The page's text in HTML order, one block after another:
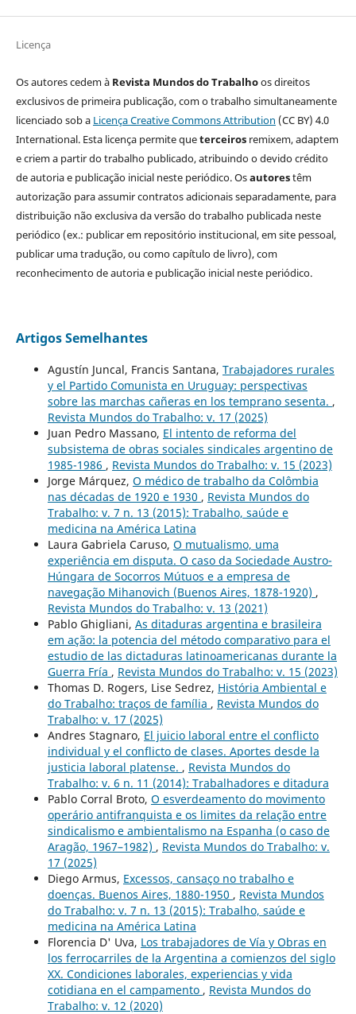
Licença
Os autores cedem à Revista Mundos do Trabalhoos direitos
exclusivos de primeira publicação, com o trabalho simultaneamente
licenciado sob a Licença Creative Commons Attribution (CC BY) 4.0
International. Esta licença permite queterceirosremixem, adaptem
e criem a partir do trabalho publicado, atribuindo o devido crédito
de autoria e publicação inicial neste periódico. Osautorestêm
autorização para assumir contratos adicionais separadamente, para
distribuição não exclusiva da versão do trabalho publicada neste
periódico (ex.: publicar em repositório institucional, em site pessoal,
publicar uma tradução, ou como capítulo de livro), com
reconhecimento de autoria e publicação inicial neste periódico.
Artigos Semelhantes
Agustín Juncal, Francis Santana, Trabajadores rurales
y el Partido Comunista en Uruguay: perspectivas
sobre las marchas cañeras en los temprano sesenta. ,
Revista Mundos do Trabalho: v. 17 (2025)
Juan Pedro Massano, El intento de reforma del
subsistema de obras sociales sindicales argentino de
1985-1986 , Revista Mundos do Trabalho: v. 15 (2023)
Jorge Márquez, O médico de trabalho da Colômbia
nas décadas de 1920 e 1930 , Revista Mundos do
Trabalho: v. 7 n. 13 (2015): Trabalho, saúde e
medicina na América Latina
Laura Gabriela Caruso, O mutualismo, uma
experiência em disputa. O caso da Sociedade Austro-
Húngara de Socorros Mútuos e a empresa de
navegação Mihanovich (Buenos Aires, 1878-1920) ,
Revista Mundos do Trabalho: v. 13 (2021)
Pablo Ghigliani, As ditaduras argentina e brasileira
em ação: la potencia del método comparativo para el
estudio de las dictaduras latinoamericanas durante la
Guerra Fría , Revista Mundos do Trabalho: v. 15 (2023)
Thomas D. Rogers, Lise Sedrez, História Ambiental e
do Trabalho: traços de família , Revista Mundos do
Trabalho: v. 17 (2025)
Andres Stagnaro, El juicio laboral entre el conflicto
individual y el conflicto de clases. Aportes desde la
justicia laboral platense. , Revista Mundos do
Trabalho: v. 6 n. 11 (2014): Trabalhadores e ditadura
Pablo Corral Broto, O esverdeamento do movimento
operário antifranquista e os limites da relação entre
sindicalismo e ambientalismo na Espanha (o caso de
Aragão, 1967–1982) , Revista Mundos do Trabalho: v.
17 (2025)
Diego Armus, Excessos, cansaço no trabalho e
doenças. Buenos Aires, 1880-1950 , Revista Mundos
do Trabalho: v. 7 n. 13 (2015): Trabalho, saúde e
medicina na América Latina
Florencia D' Uva, Los trabajadores de Vía y Obras en
los ferrocarriles de la Argentina a comienzos del siglo
XX. Condiciones laborales, experiencias y vida
cotidiana en el campamento , Revista Mundos do
Trabalho: v. 12 (2020)